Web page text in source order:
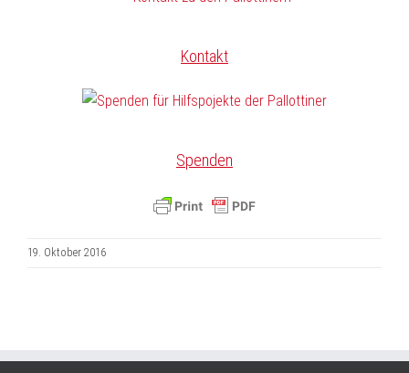
Kontakt
Spenden
19. Oktober 2016